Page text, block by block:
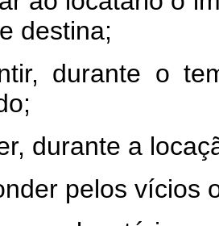
destina;
durante o
durante a
pelos vícios